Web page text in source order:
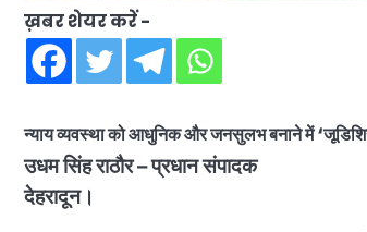
ख़बर शेयर करें -
न्याय व्यवस्था को आधुनिक और जनसुलभ बनाने में
उधम सिंह राठौर – प्रधान संपादक
देहरादून।